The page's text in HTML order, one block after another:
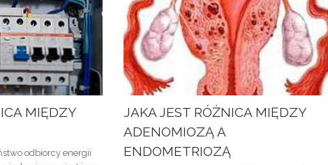
MIĘDZY
odbiorcy energii
JAKA JEST RÓŻNICA MIĘDZY
ADENOMIOZĄ A
ENDOMETRIOZĄ